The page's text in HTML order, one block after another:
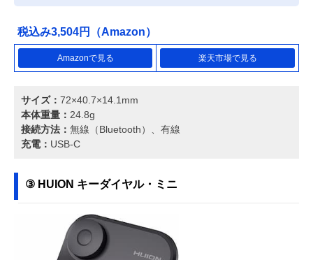
税込み3,504円（Amazon）
Amazonで見る 楽天市場で見る
サイズ： 72×40.7×14.1mm
本体重量： 24.8g
接続方法： 無線（Bluetooth）、有線
充電： USB-C
③ HUION キーダイヤル・ミニ